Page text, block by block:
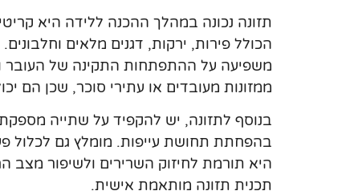
תזונה נכונה במהלך ההכנה ללידה היא
הכולל פירות, ירקות, דגנים מלאים
משפיעה על ההתפתחות התקינה של העובר
ממזונות מעובדים או עתירי סוכר, שכן הם
בנוסף לתזונה, יש להקפיד על שתייה
בהפחתת תחושת עייפות. מומלץ גם לכלול
היא תורמת לחיזוק השרירים ולשיפור מצב
תכנית תזונה מותאמת אישית.